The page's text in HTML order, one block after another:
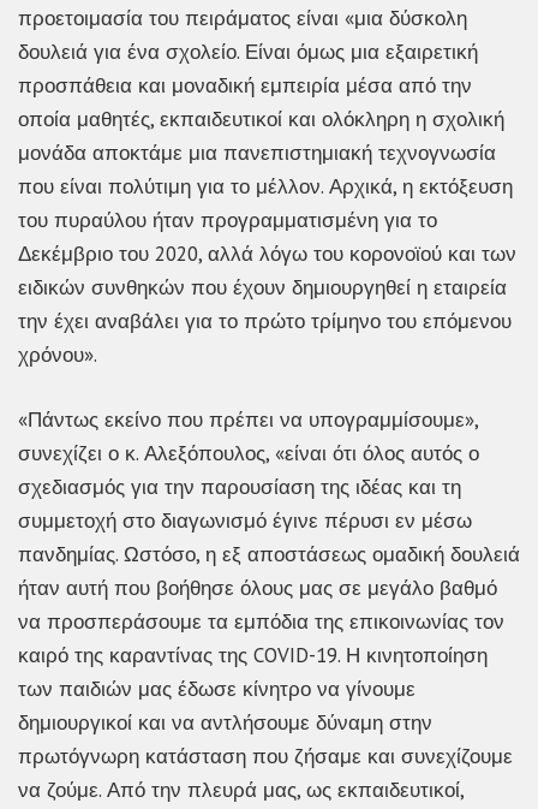
προετοιμασία του πειράματος είναι «μια δύσκολη
δουλειά για ένα σχολείο. Είναι όμως μια εξαιρετική
προσπάθεια και μοναδική εμπειρία μέσα από την
οποία μαθητές, εκπαιδευτικοί και ολόκληρη η σχολική
μονάδα αποκτάμε μια πανεπιστημιακή τεχνογνωσία
που είναι πολύτιμη για το μέλλον. Αρχικά, η εκτόξευση
του πυραύλου ήταν προγραμματισμένη για το
Δεκέμβριο του 2020, αλλά λόγω του κορονοϊού και των
ειδικών συνθηκών που έχουν δημιουργηθεί η εταιρεία
την έχει αναβάλει για το πρώτο τρίμηνο του επόμενου
χρόνου».
«Πάντως εκείνο που πρέπει να υπογραμμίσουμε»,
συνεχίζει ο κ. Αλεξόπουλος, «είναι ότι όλος αυτός ο
σχεδιασμός για την παρουσίαση της ιδέας και τη
συμμετοχή στο διαγωνισμό έγινε πέρυσι εν μέσω
πανδημίας. Ωστόσο, η εξ αποστάσεως ομαδική δουλειά
ήταν αυτή που βοήθησε όλους μας σε μεγάλο βαθμό
να προσπεράσουμε τα εμπόδια της επικοινωνίας τον
καιρό της καραντίνας της COVID-19. Η κινητοποίηση
των παιδιών μας έδωσε κίνητρο να γίνουμε
δημιουργικοί και να αντλήσουμε δύναμη στην
πρωτόγνωρη κατάσταση που ζήσαμε και συνεχίζουμε
να ζούμε. Από την πλευρά μας, ως εκπαιδευτικοί,